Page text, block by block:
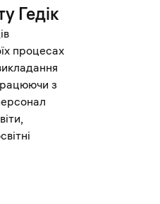
Гедік
процесах
з